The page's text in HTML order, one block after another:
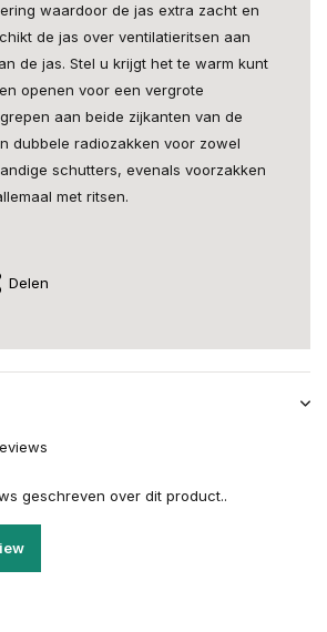
waardoor de jas extra zacht en
de jas over ventilatieritsen aan
de jas. Stel u krijgt het te warm kunt
openen voor een vergrote
aan beide zijkanten van de
dubbele radiozakken voor zowel
schutters, evenals voorzakken
met ritsen.
Delen
geschreven over dit product..